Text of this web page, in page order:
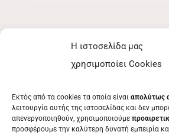
Η ιστοσελίδα μας
χρησιμοποίει Cookies
Εκτός από τα cookies τα οποία είναι απολύτως
λειτουργία αυτής της ιστοσελίδας και δεν
απενεργοποιηθούν, χρησιμοποιούμε
προσφέρουμε την καλύτερη δυνατή εμπειρία
ΕΘΕΛΟΝΤΉΣ
ΤΑ ΝΈΑ ΜΑΣ